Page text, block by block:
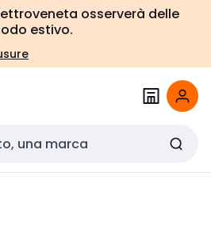
osserverà delle
estivo.